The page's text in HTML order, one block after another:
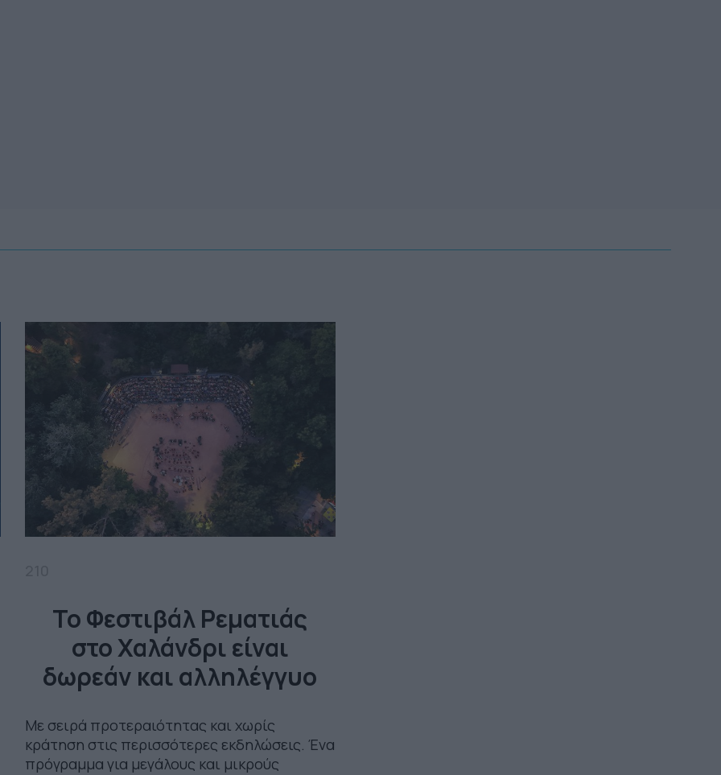
Το Φεστιβάλ Ρεματιάς
στο Χαλάνδρι είναι
δωρεάν και αλληλέγγυο
Με σειρά προτεραιότητας και χωρίς
κράτηση στις περισσότερες εκδηλώσεις. Ένα
πρόγραμμα για μεγάλους και μικρούς